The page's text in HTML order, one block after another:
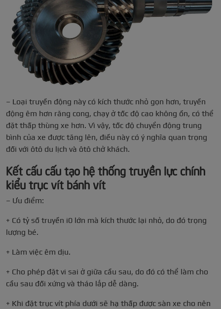
– Loại truyền động này có kích thước nhỏ gọn hơn, truyền
động êm hơn răng cong, chạy ở tốc độ cao không ồn, có thể
đặt thấp thùng xe hơn. Vì vậy, tốc độ chuyển động trung
bình của xe được tăng lên, điều này có ý nghĩa quan trọng
đối với ôtô du lịch và ôtô chở khách.
Kết cấu cấu tạo hệ thống truyền lực chính
kiểu trục vít bánh vít
– Ưu điểm:
+ Có tỷ số truyền i0 lớn mà kích thước lại nhỏ, do đó trọng
lượng bé.
+ Làm việc êm dịu.
+ Cho phép đặt vi sai ở giữa cầu sau, do đó có thể làm cho
cầu sau đối xứng và tháo lắp dễ dàng.
+ Khi đặt trục vít phía dưới sẽ hạ thấp được sàn xe cho nên